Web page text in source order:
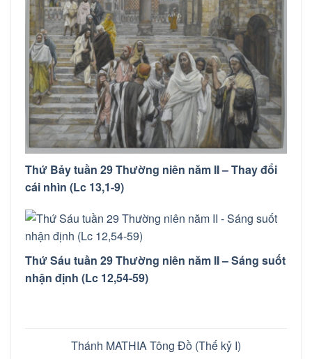
Thứ Bảy tuần 29 Thường niên năm II – Thay đổi
cái nhìn (Lc 13,1-9)
Thứ Sáu tuần 29 Thường niên năm II – Sáng suốt
nhận định (Lc 12,54-59)
Thánh MATHIA Tông Đồ (Thế kỷ I)